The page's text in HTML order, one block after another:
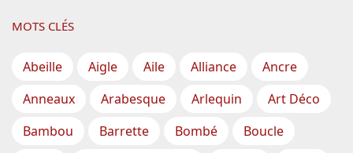
MOTS CLÉS
Abeille Aigle Aile Alliance
Ancre
Anneaux
Arabesque Arlequin
Art Déco
Bambou
Barrette Bombé
Boucle